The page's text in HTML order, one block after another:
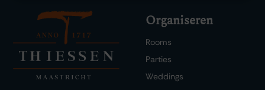
Organiseren
Rooms
Parties
Weddings